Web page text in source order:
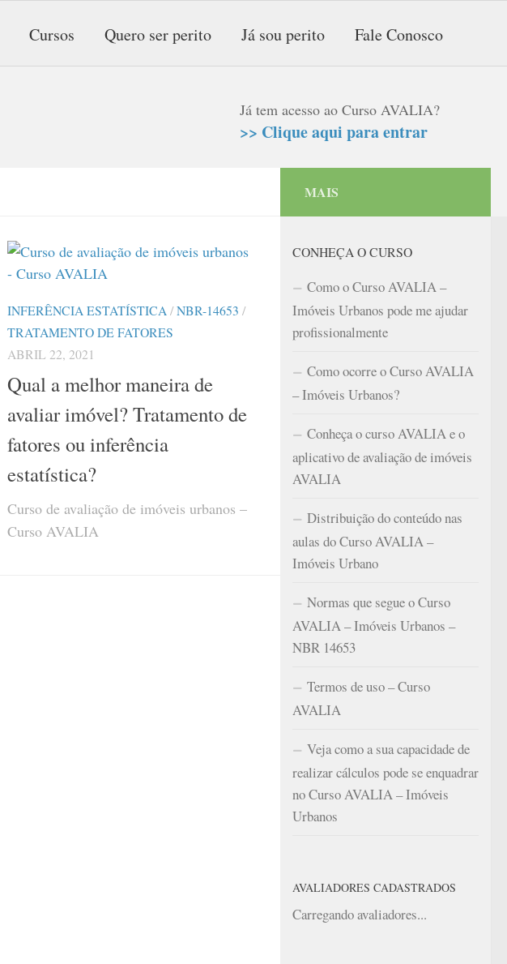
Cursos Quero ser perito Já sou perito Fale Conosco
Já tem acesso ao Curso AVALIA?
>> Clique aqui para entrar
INFERÊNCIA ESTATÍSTICA /NBR-14653 /
TRATAMENTO DE FATORES
ABRIL 22, 2021
Qual a melhor maneira de
avaliar imóvel? Tratamento de
fatores ou inferência
estatística?
Curso de avaliação de imóveis urbanos –
Curso AVALIA
MAIS
CONHEÇA O CURSO
Como o Curso AVALIA –
Imóveis Urbanos pode me ajudar
profissionalmente
Como ocorre o Curso AVALIA
– Imóveis Urbanos?
Conheça o curso AVALIA e o
aplicativo de avaliação de imóveis
AVALIA
Distribuição do conteúdo nas
aulas do Curso AVALIA –
Imóveis Urbano
Normas que segue o Curso
AVALIA – Imóveis Urbanos –
NBR 14653
Termos de uso – Curso
AVALIA
Veja como a sua capacidade de
realizar cálculos pode se enquadrar
no Curso AVALIA – Imóveis
Urbanos
AVALIADORES CADASTRADOS
Carregando avaliadores...